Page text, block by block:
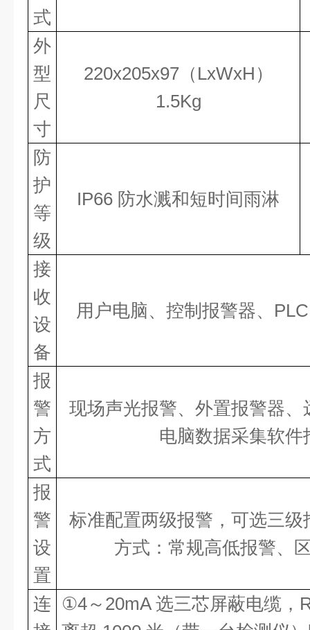
式
外
型
尺
寸
220x205x97（LxWxH）
1.5Kg
防
护
等
级
IP66 防水溅和短时间雨淋
接
收
设
备
用户电脑、控制报警器、
报
警
方
式
现场声光报警、外置报警器、
电脑数据采集软件
报
警
设
置
标准配置两级报警，可选三级
方式：常规高低报警、
连 ①4～20mA 选三芯屏蔽电缆，